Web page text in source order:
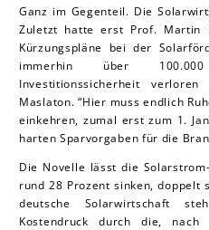
Ganz im Gegenteil. Die
Zuletzt hatte erst Prof. Martin
Kürzungspläne bei der
immerhin über
Investitionssicherheit
Mas la ton. “Hier muss endlich
einkehren, zumal erst zum 1.
harten Sparvorgaben für die
Die Novelle lässt die
rund 28 Prozent sinken, doppelt
deutsche Solarwirtschaft
Kostendruck durch die, nach